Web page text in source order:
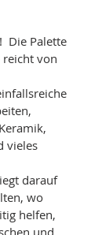
Die Palette
reicht von
vieles
darauf
wo
helfen,
und